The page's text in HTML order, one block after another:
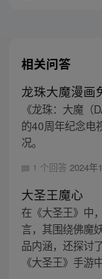
相关问答
龙珠大魔漫画
《龙珠：大魔（
的40周年纪念电
况。
1 个回答 2024年
大圣王魔心
在《大圣王》中
言，其围绕佛魔
品内涵，还探讨
《大圣王》手游